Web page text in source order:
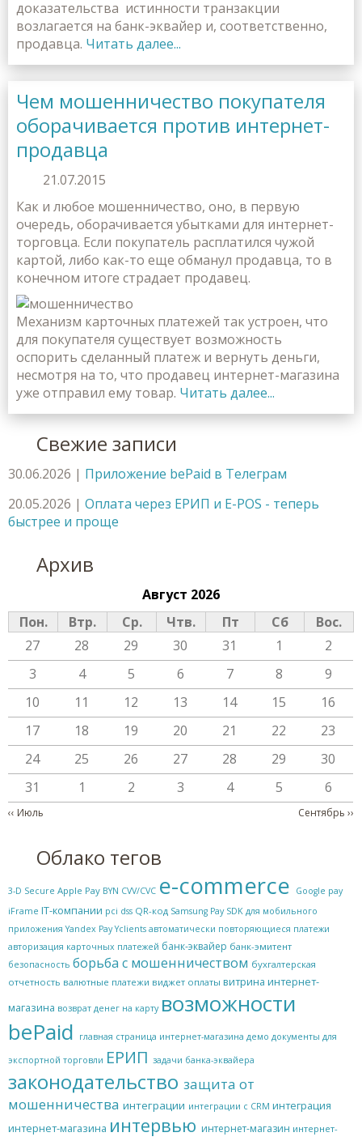
доказательства истинности транзакции
возлагается на банк-эквайер и, соответственно,
продавца. Читать далее...
Чем мошенничество покупателя
оборачивается против интернет-
продавца
21.07.2015
Как и любое мошенничество, оно, в первую
очередь, оборачивается убытками для интернет-
торговца. Если покупатель расплатился чужой
картой, либо как-то еще обманул продавца, то в
конечном итоге страдает продавец.
Механизм карточных платежей так устроен, что
для покупателя существует возможность
оспорить сделанный платеж и вернуть деньги,
несмотря на то, что продавец интернет-магазина
уже отправил ему товар. Читать далее...
Свежие записи
30.06.2026 | Приложение bePaid в Телеграм
20.05.2026 | Оплата через ЕРИП и E-POS - теперь
быстрее и проще
Архив
Август 2026
Пон.
Втр. Ср. Чтв. Пт Сб
Вос.
27
28 29 30 31 1
2
3
4 5 6 7 8
9
10
11 12 13 14 15
16
17
18 19 20 21 22
23
24
25 26 27 28 29
30
31
1 2 3 4 5 6
Нумерация страниц
‹‹ Июль Сентябрь ››
Облако тегов
3-D Secure Apple Pay BYN CVV/CVC e-commerce
Google pay
iFrame IT-компании pci dss QR-код Samsung Pay SDK для мобильного
приложения Yandex Pay Yclients автоматически повторяющиеся платежи
авторизация карточных платежей банк-эквайер банк-эмитент
безопасность борьба с мошенничеством бухгалтерская
отчетность валютные платежи виджет оплаты витрина интернет-
магазина возврат денег на карту возможности
bePaid
главная страница интернет-магазина демо документы для
экспортной торговли ЕРИП задачи банка-эквайера
законодательство защита от
мошенничества интеграции интеграции с CRM интеграция
интернет-магазина интервью интернет-магазин интернет-